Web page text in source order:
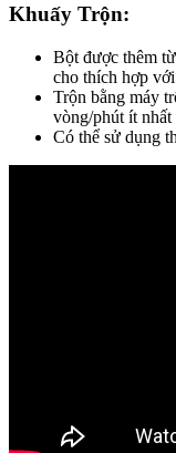
Khuấy Trộn:
Bột được thêm
cho thích hợp
Trộn bằng máy
vòng/phút ít nhất
Có thể sử dụng